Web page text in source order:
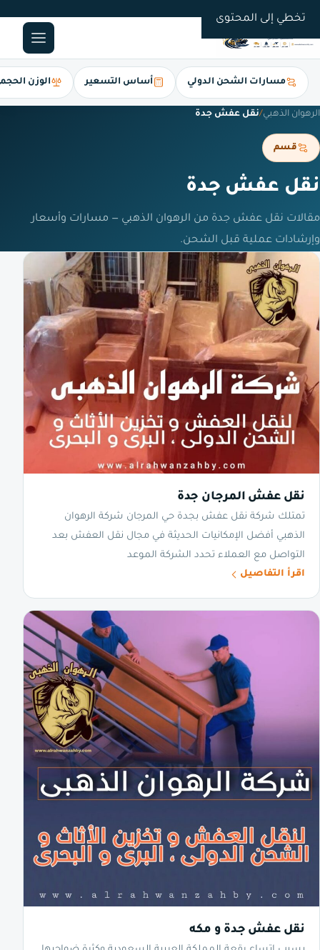
تخطي إلى المحتوى
مسارات الشحن الدولي أساس التسعير الوزن
الرهوان الذهبي/نقل عفش جدة
قسم
نقل عفش جدة
مقالات نقل عفش جدة من الرهوان الذهبي — مسارات وأسعار
وإرشادات عملية قبل الشحن.
نقل عفش المرجان جدة
تمتلك شركة نقل عفش بجدة حي المرجان شركة الرهوان
الذهبي أفضل الإمكانيات الحديثة في مجال نقل العفش بعد
التواصل مع العملاء تحدد الشركة الموعد
اقرأ التفاصيل
نقل عفش جدة و مكه